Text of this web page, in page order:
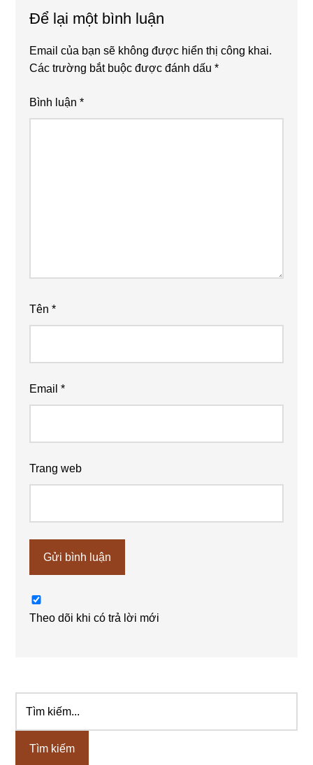
Để lại một bình luận
Email của bạn sẽ không được hiển thị công khai.
Các trường bắt buộc được đánh dấu*
Bình luận*
Tên*
Email*
Trang web
Theo dõi khi có trả lời mới
Sidebar
chính
kiếm...